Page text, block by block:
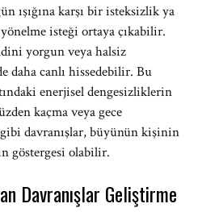
ışığına karşı bir isteksizlik ya
isteği ortaya çıkabilir.
yorgun veya halsiz
daha canlı hissedebilir. Bu
enerjisel dengesizliklerin
kaçma veya gece
davranışlar, büyünün kişinin
göstergesi olabilir.
Davranışlar Geliştirme